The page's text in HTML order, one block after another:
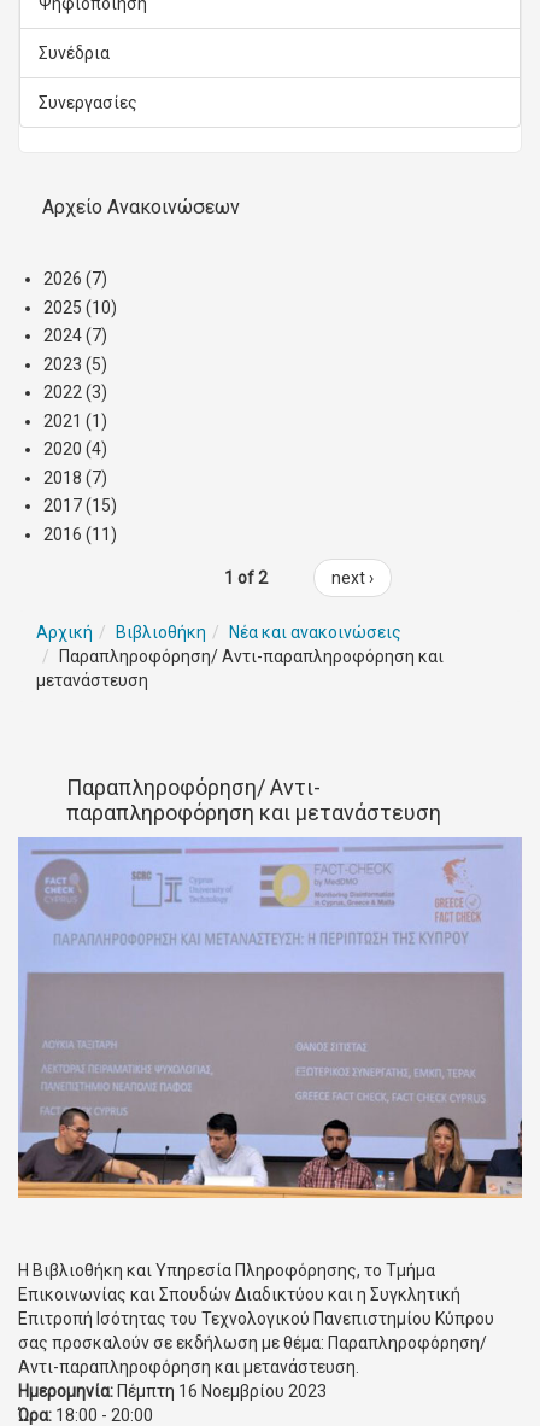
Συνέδρια
Συνεργασίες
Αρχείο Ανακοινώσεων
2026 (7)
2025 (10)
2024(7)
2023 (5)
2022 (3)
2021 (1)
2020 (4)
2018 (7)
2017(15)
2016 (11)
1 of 2 next ›
Αρχική Βιβλιοθήκη
Νέα και ανακοινώσεις
Παραπληροφόρηση/ Αντι-παραπληροφόρηση και
μετανάστευση
Παραπληροφόρηση/ Αντι-
παραπληροφόρηση και μετανάστευση
Η Βιβλιοθήκη και Υπηρεσία Πληροφόρησης, το Τμήμα
Επικοινωνίας και Σπουδών Διαδικτύου και η Συγκλητική
Επιτροπή Ισότητας του Τεχνολογικού Πανεπιστημίου Κύπρου
σας προσκαλούν σε εκδήλωση με θέμα: Παραπληροφόρηση/
Αντι-παραπληροφόρηση και μετανάστευση.
Ημερομηνία:Πέμπτη 16 Νοεμβρίου 2023
Ώρα: 18:00 - 20:00